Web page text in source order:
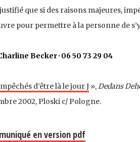
que si des raisons majeures,
pour permettre à la personne de
Becker · 06 50 73 29 04
d’être là le jour J», Dedans
2002, Ploski c/ Pologne.
en version pdf